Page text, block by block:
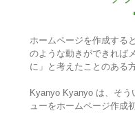
ホームページを作成する
のような動きができれば
に」と考えたことのある
Kyanyo Kyanyo は、そ
ューをホームページ作成